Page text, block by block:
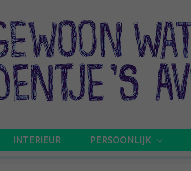
INTERIEUR PERSOONLIJK